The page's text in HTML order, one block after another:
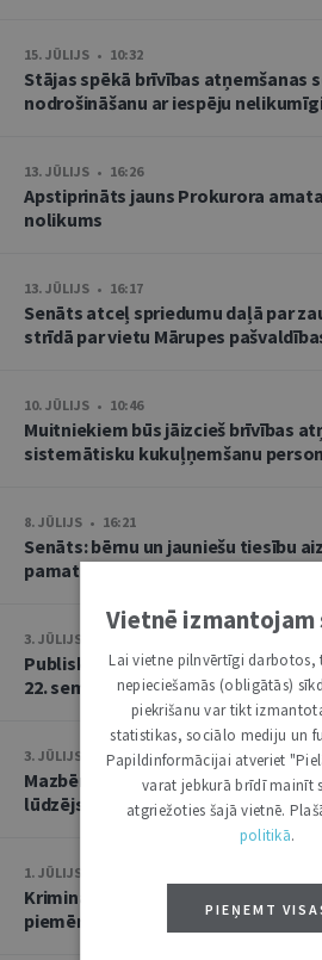
15. JŪLIJS • 10:32
Stājas spēkā brīvības atņemšanas
nodrošināšanu ar iespēju
13. JŪLIJS • 16:26
Apstiprināts jauns Prokurora
nolikums
13. JŪLIJS • 16:17
Senāts atceļ spriedumu daļā par
strīdā par vietu Mārupes
10. JŪLIJS • 10:46
Muitniekiem būs jāizcieš brīvības
sistemātisku kukuļņemšanu
8. JŪLIJS • 16:21
Senāts: bērnu un jauniešu tiesību
pamatu atbrīvojumam no PVN
3. JŪLIJS • 18:23
Publisko tiesību institūta
22. seminārs
3. JŪLIJS • 14:45
Mazbērniem nav pienākuma
lūdzējs nav par viņiem rūpējies
1. JŪLIJS • 17:38
Kriminālsoda un medicīniska
piemērošana savstarpēji viens otru
Vietnē izmantojam
Lai vietne pilnvērtīgi darbotos,
nepieciešamās (obligātās)
piekrišanu var tikt
statistikas, sociālo mediju un
Papildinformācijai atveriet
varat jebkurā brīdī mainīt
atgriežoties šajā vietnē.
politikā.
PIEŅEMT